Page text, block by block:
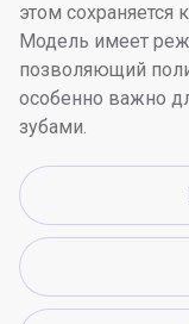
этом сохраняется
Модель имеет
позволяющий
особенно важно
зубами.